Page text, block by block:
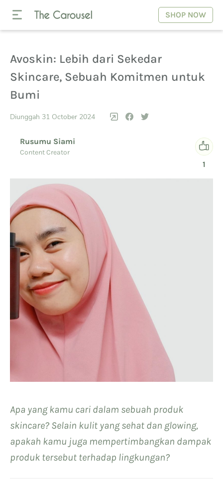
SHOP NOW
Avoskin: Lebih dari Sekedar
Skincare, Sebuah Komitmen untuk
Bumi
Diunggah 31 October 2024
Rusumu Siami
Content Creator
1
Apa yang kamu cari dalam sebuah produk
skincare? Selain kulit yang sehat dan glowing,
apakah kamu juga mempertimbangkan dampak
produk tersebut terhadap lingkungan?